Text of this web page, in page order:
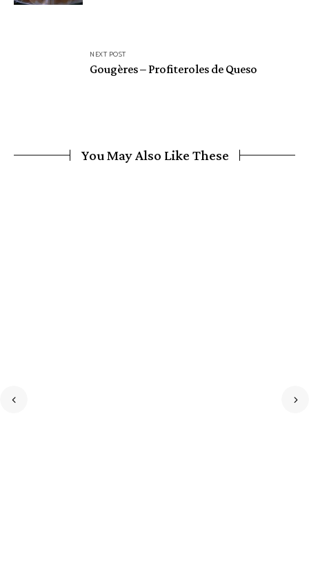
NEXT POST
Gougères – Profiteroles de Queso
You May Also Like These